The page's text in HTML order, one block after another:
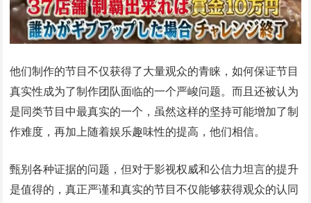
他们制作的节目不仅获得了大量观众的青睐，如何保证节目
真实性成为了制作团队面临的一个严峻问题。而且还被认为
是同类节目中最真实的一个，虽然这样的坚持可能增加了制
作难度，再加上随着娱乐趣味性的提高，他们相信。
甄别各种证据的问题，但对于影视权威和公信力坦言的提升
是值得的，真正严谨和真实的节目不仅能够获得观众的认同